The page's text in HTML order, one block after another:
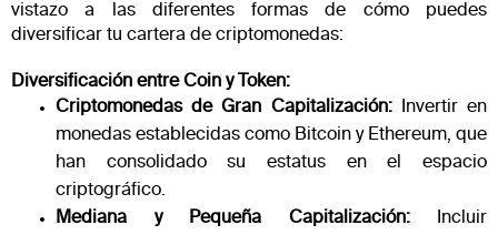
vistazo a las diferentes formas de cómo puedes
diversificar tu cartera de criptomonedas:
Diversificación entre Coin y Token:
Criptomonedas de Gran Capitalización:Invertir en
monedas establecidas como Bitcoin y Ethereum, que
han consolidado su estatus en el espacio
criptográfico.
Mediana y Pequeña Capitalización:Incluir